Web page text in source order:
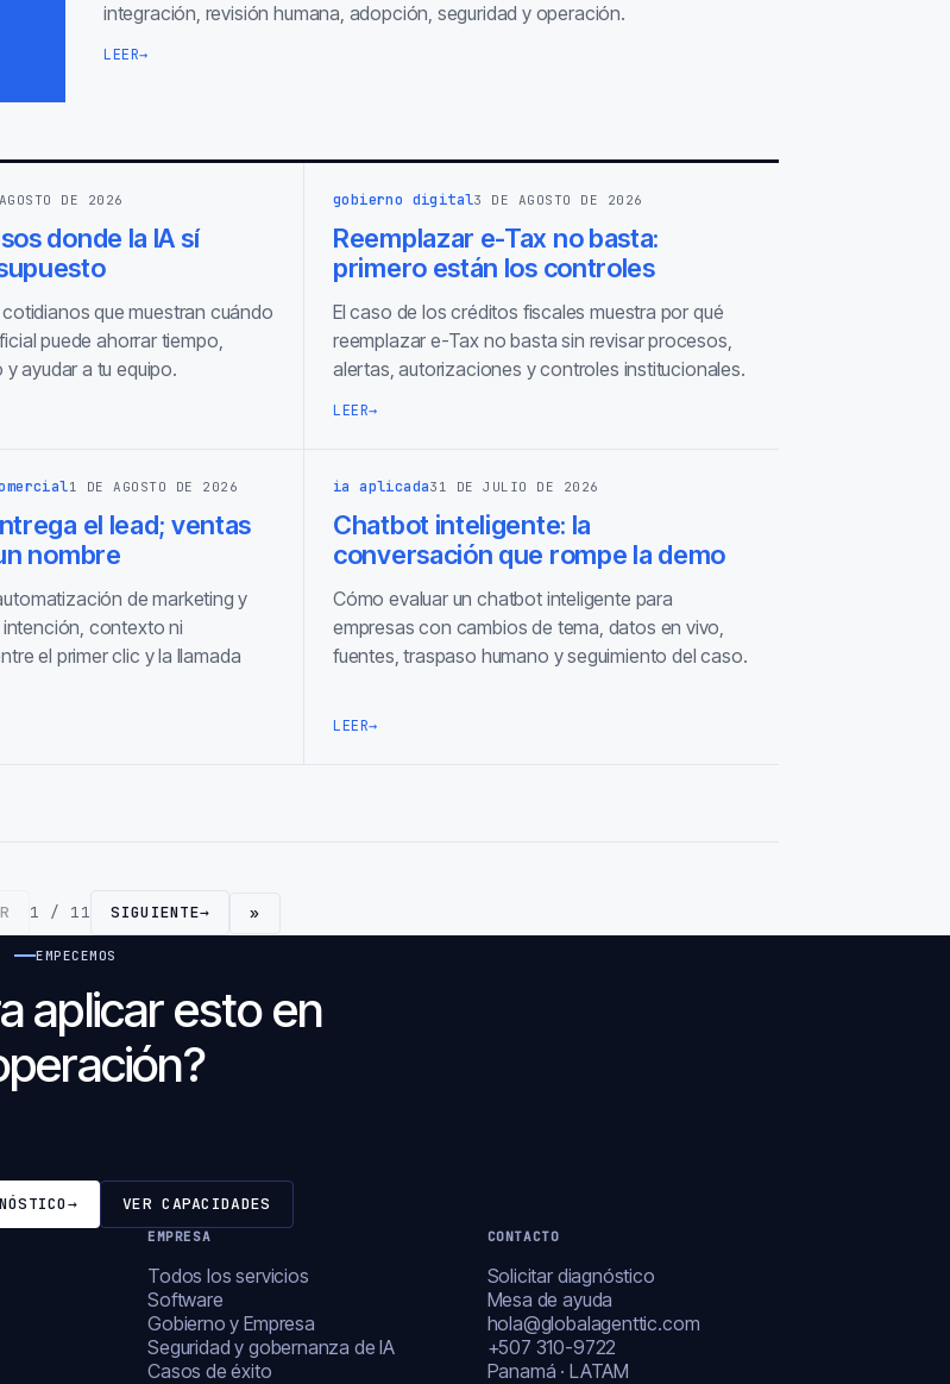
integración, revisión humana, adopción, seguridad y operación.
LEER→
DE 2026
donde la IA sí
que muestran cuándo
puede ahorrar tiempo,
ayudar a tu equipo.
gobierno digital3 DE AGOSTO DE 2026
Reemplazar e-Tax no basta:
primero están los controles
El caso de los créditos fiscales muestra por qué
reemplazar e-Tax no basta sin revisar procesos,
alertas, autorizaciones y controles institucionales.
LEER→
1 DE AGOSTO DE 2026
el lead; ventas
nombre
de marketing y
contexto ni
el primer clic y la llamada
ia aplicada31 DE JULIO DE 2026
Chatbot inteligente: la
conversación que rompe la demo
Cómo evaluar un chatbot inteligente para
empresas con cambios de tema, datos en vivo,
fuentes, traspaso humano y seguimiento del caso.
LEER→
1 / 11 SIGUIENTE→ »
EMPECEMOS
aplicar esto en
→ VER CAPACIDADES
EMPRESA
Todos los servicios
Software
Gobierno y Empresa
Seguridad y gobernanza de IA
Casos de éxito
CONTACTO
Solicitar diagnóstico
Mesa de ayuda
hola@globalagenttic.com
+507 310-9722
Panamá · LATAM